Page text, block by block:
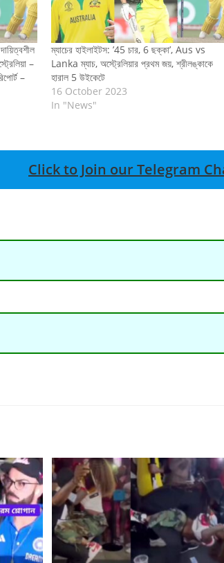
–
–
ম্যাচের হাইলাইটস: ’45 চার, 6 ছক্কা’, Aus vs
Lanka ম্যাচ, অস্ট্রেলিয়ার প্রথম জয়, শ্রীলঙ্কাকে
হারাল 5 উইকেটে
16 October 2023
In "News"
Click to Join our Telegram